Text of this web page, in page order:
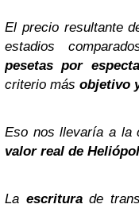
El precio resultante
estadios
pesetas por
criterio más objetivo
Eso nos llevaría a la
valor real de
La escriturade